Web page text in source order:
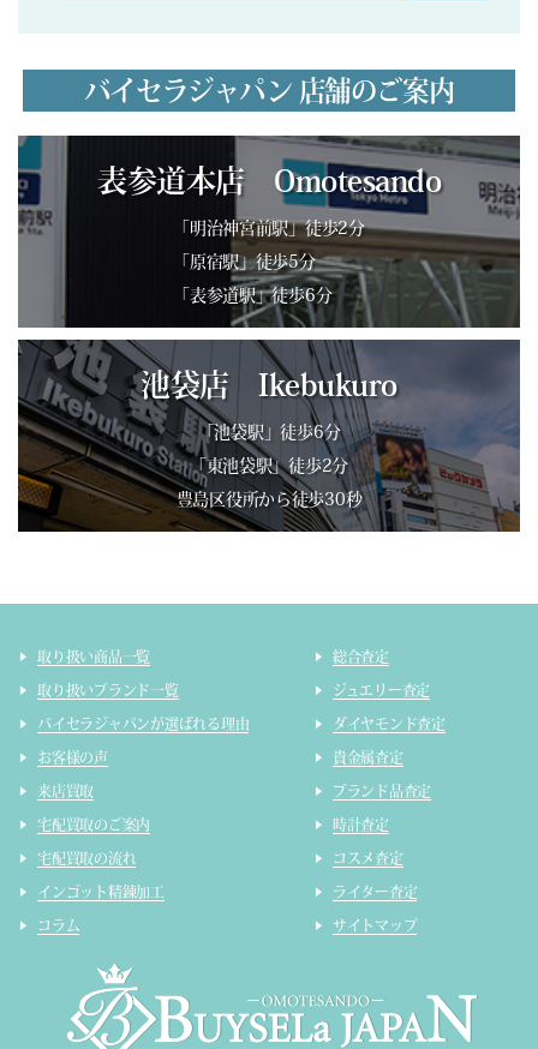
バイセラジャパン 店舗のご案内
表参道本店 Omotesando
「明治神宮前駅」徒歩2分
「原宿駅」徒歩5分
「表参道駅」徒歩6分
池袋店 Ikebukuro
「池袋駅」徒歩6分
「東池袋駅」徒歩2分
豊島区役所から徒歩30秒
取り扱い商品一覧
取り扱いブランド一覧
バイセラジャパンが選ばれる理由
お客様の声
来店買取
宅配買取のご案内
宅配買取の流れ
インゴット精錬加工
コラム
総合査定
ジュエリー査定
ダイヤモンド査定
貴金属査定
ブランド品査定
時計査定
コスメ査定
ライター査定
サイトマップ